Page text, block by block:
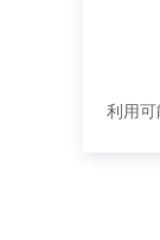
法
ゼンリ
利用可